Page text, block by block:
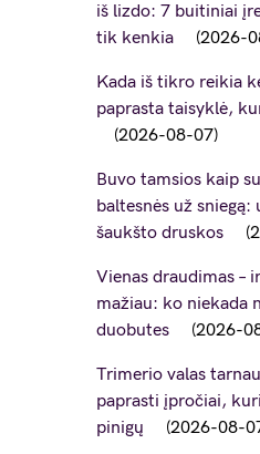
iš lizdo: 7 buitiniai
tik kenkia
2026-
Kada iš tikro reikia
paprasta taisyklė,
2026-08-07
Buvo tamsios kaip
baltesnės už
šaukšto druskos
Vienas draudimas –
mažiau: ko niekada
duobutes
2026-
Trimerio valas
paprasti įpročiai,
pinigų
2026-08-